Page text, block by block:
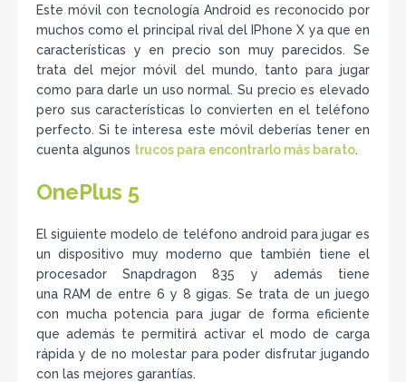
Este móvil con tecnología Android es reconocido por
muchos como el principal rival del IPhone X ya que en
características y en precio son muy parecidos. Se
trata del mejor móvil del mundo, tanto para jugar
como para darle un uso normal. Su precio es elevado
pero sus características lo convierten en el teléfono
perfecto. Si te interesa este móvil deberías tener en
cuenta algunos trucos para encontrarlo más barato.
OnePlus 5
El siguiente modelo de teléfono android para jugar es
un dispositivo muy moderno que también tiene el
procesador Snapdragon 835 y además tiene
una RAM de entre 6 y 8 gigas. Se trata de un juego
con mucha potencia para jugar de forma eficiente
que además te permitirá activar el modo de carga
rápida y de no molestar para poder disfrutar jugando
con las mejores garantías.